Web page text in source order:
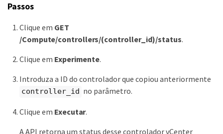
Passos
Clique em GET
/Compute/controllers/(controller_id)/status.
Clique em Experimente.
Introduza a ID do controlador que copiou anteriormente
controller_id no parâmetro.
Clique em Executar.
A API retorna um status desse controlador vCenter